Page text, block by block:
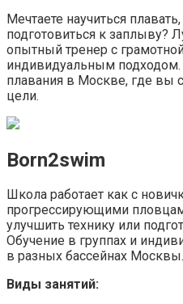
Мечтаете научиться
подготовиться к заплыву?
опытный тренер с
индивидуальным
плавания в Москве, где вы
цели.
Born2swim
Школа работает как с
прогрессирующими
улучшить технику или
Обучение в группах и
в разных бассейнах Москвы.
Виды занятий: